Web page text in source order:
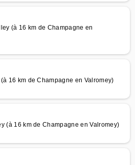
(à 16 km de Champagne en
16 km de Champagne en Valromey)
(à 16 km de Champagne en Valromey)